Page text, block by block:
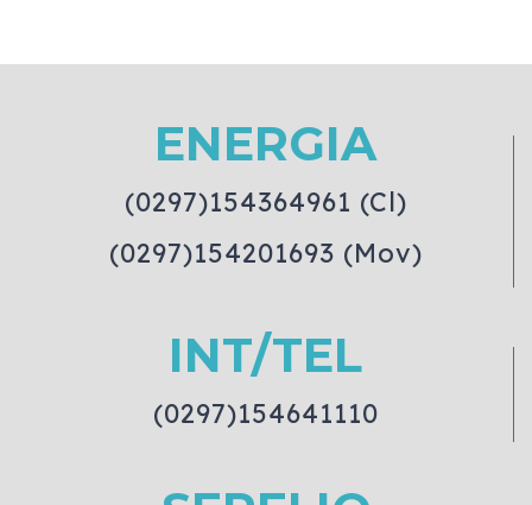
ENERGIA
(0297)154364961 (Cl)
(0297)154201693 (Mov)
INT/TEL
(0297)154641110